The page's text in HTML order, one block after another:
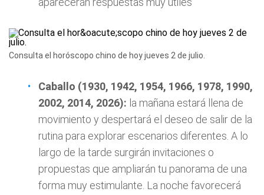
Consulta el horóscopo chino de hoy jueves 2 de julio.
Caballo (1930, 1942, 1954, 1966, 1978, 1990,
2002, 2014, 2026): la mañana estará llena de
movimiento y despertará el deseo de salir de la
rutina para explorar escenarios diferentes. A lo
largo de la tarde surgirán invitaciones o
propuestas que ampliarán tu panorama de una
forma muy estimulante. La noche favorecerá